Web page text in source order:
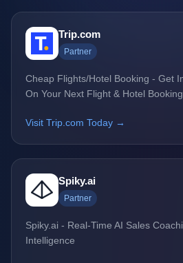
Trip.com
Partner
Cheap Flights/Hotel Booking - Get
On Your Next Flight & Hotel
Visit Trip.com Today →
Spiky.ai
Partner
Spiky.ai - Real-Time AI Sales
Intelligence